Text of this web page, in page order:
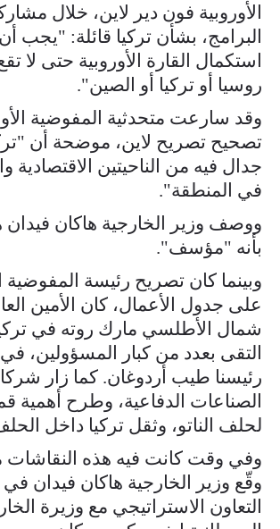
الأوروبية فون دير لاين، خلال
البرامج، بشأن تركيا قائلة: "يجب
استكمال القارة الأوروبية حتى لا
روسيا أو تركيا أو الصين".
وقد سارعت متحدثية المفوضية
تصحيح تصريح لاين، موضحة أن
جدال فيه من الناحيتين الاقتصادية
في المنطقة".
ووصف وزير الخارجية هاكان فيدان
بأنه "مؤسف".
وبينما كان تصريح رئيسة المفوضية
على جدول الأعمال، كان الأمين
شمال الأطلسي مارك روته في
التقى بعدد من كبار المسؤولين،
رئيسنا طيب أردوغان. كما زار
الصناعات الدفاعية، وطرح أهمية
لحلف الناتو، وثقل تركيا داخل
وفي وقت كانت فيه هذه النقاشات
وقّع وزير الخارجية هاكان فيدان في
التعاون الاستراتيجي مع وزيرة